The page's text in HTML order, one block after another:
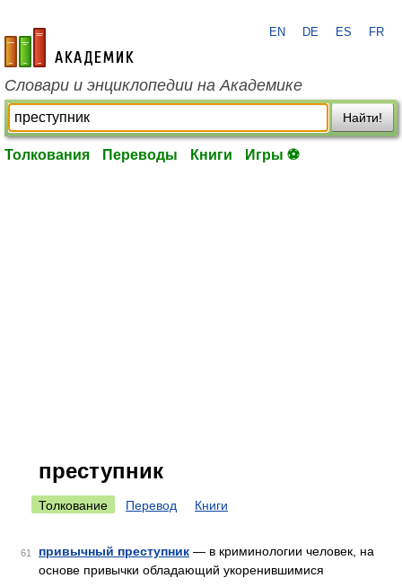
academic.ru
EN DE ES FR
Словари и энциклопедии на Академике
Найти!
Толкования Переводы Книги Игры ⚽
преступник
Толкование Перевод Книги
61 привычный преступник — в криминологии человек, на
основе привычки обладающий укоренившимися